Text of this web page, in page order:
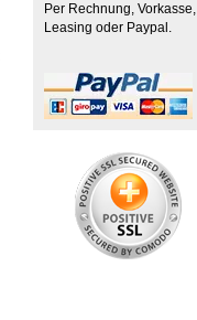
Per Rechnung, Vorkasse,
Leasing oder Paypal.